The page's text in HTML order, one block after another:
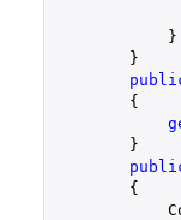
            }
        }
        {
        }
{